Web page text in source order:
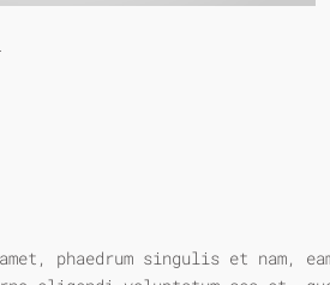
phaedrum singulis et nam,